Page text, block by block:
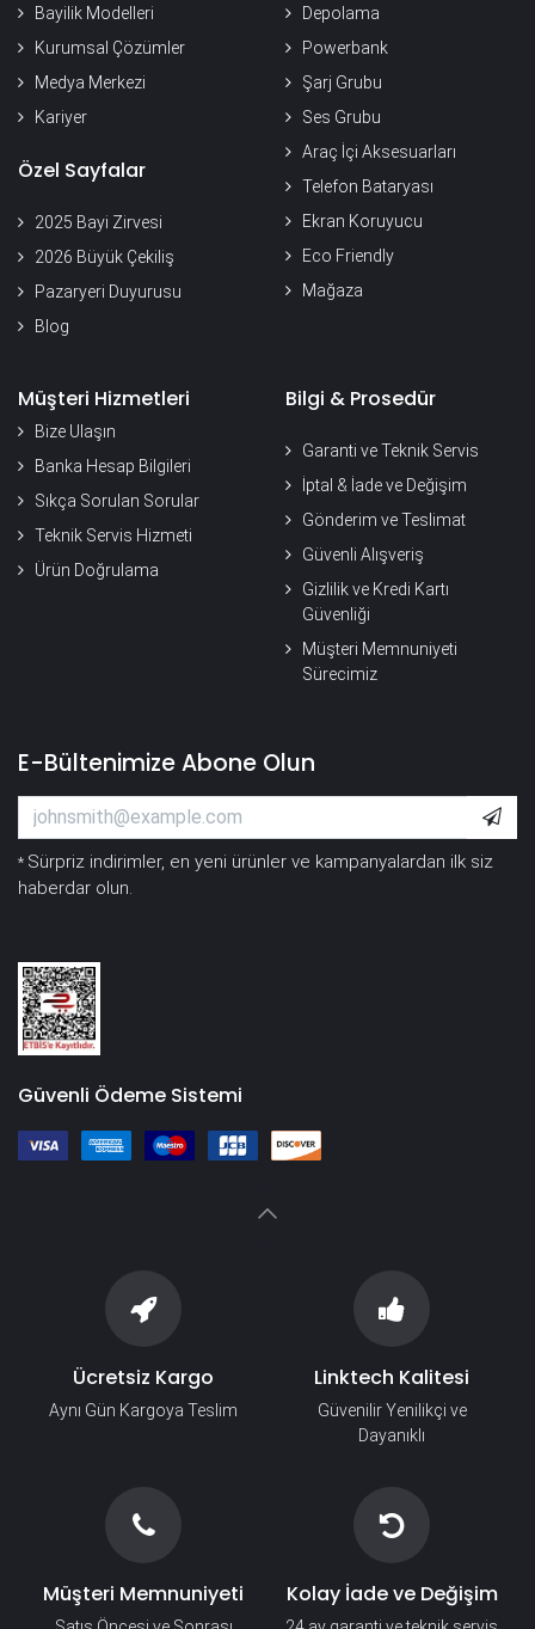
Bayilik Modelleri
Kurumsal Çözümler
Medya Merkezi
Kariyer
Özel Sayfalar
2025 Bayi Zirvesi
2026 Büyük Çekiliş
Pazaryeri Duyurusu
Blog
Depolama
Powerbank
Şarj Grubu
Ses Grubu
Araç İçi Aksesuarları
Telefon Bataryası
Ekran Koruyucu
Eco Friendly
Mağaza
Müşteri Hizmetleri
Bize Ulaşın
Banka Hesap Bilgileri
Sıkça Sorulan Sorular
Teknik Servis Hizmeti
Ürün Doğrulama
Bilgi & Prosedür
Garanti ve Teknik Servis
İptal & İade ve Değişim
Gönderim ve Teslimat
Güvenli Alışveriş
Gizlilik ve Kredi Kartı
Güvenliği
Müşteri Memnuniyeti
Sürecimiz
E-Bültenimize Abone Olun
* Sürpriz indirimler, en yeni ürünler ve kampanyalardan ilk siz
haberdar olun.
Güvenli Ödeme Sistemi
Ücretsiz Kargo
Aynı Gün Kargoya Teslim
Linktech Kalitesi
Güvenilir Yenilikçi ve
Dayanıklı
Müşteri Memnuniyeti Kolay İade ve Değişim